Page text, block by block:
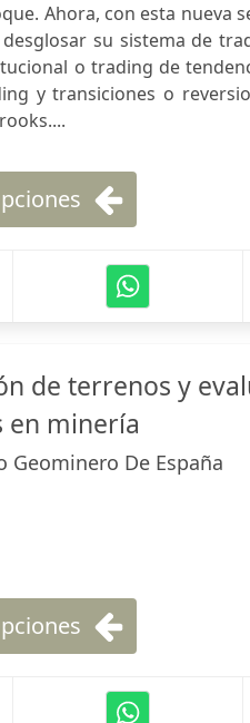
Ahora, con esta nueva
su sistema de
o trading de
y transiciones o
de terrenos y
en minería
De España